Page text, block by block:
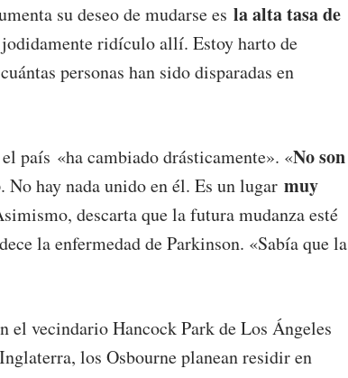
su deseo de mudarse esla alta tasa de
ridículo allí. Estoy harto de
personas han sido disparadas en
país «ha cambiado drásticamente». «No son
. No hay nada unido en él. Es un lugarmuy
descarta que la futura mudanza esté
la enfermedad de Parkinson. «Sabía que la
el vecindario Hancock Park de Los Ángeles
los Osbourne planean residir en